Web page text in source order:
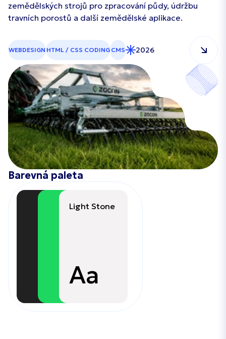
zemědělských strojů pro zpracování půdy, údržbu
travních porostů a další zemědělské aplikace.
WEBDESIGN HTML / CSS CODING CMS 2026
Barevná paleta
Light Stone
Aa